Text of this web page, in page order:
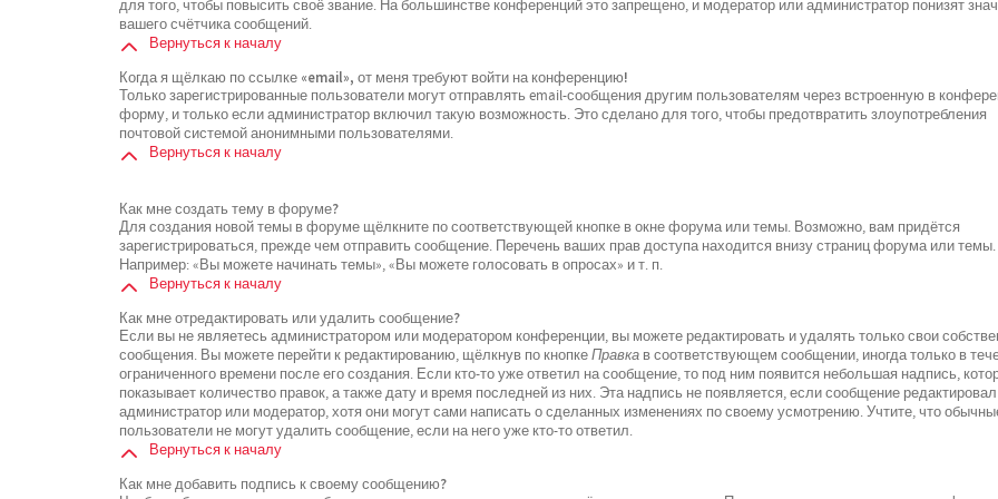
для того, чтобы повысить своё звание. На большинстве конференций это запрещено, и модератор или администратор понизят
вашего счётчика сообщений.
Вернуться к началу
Когда я щёлкаю по ссылке «email», от меня требуют войти на конференцию!
Только зарегистрированные пользователи могут отправлять email-сообщения другим пользователям через встроенную в
форму, и только если администратор включил такую возможность. Это сделано для того, чтобы предотвратить злоупотребления
почтовой системой анонимными пользователями.
Вернуться к началу
Как мне создать тему в форуме?
Для создания новой темы в форуме щёлкните по соответствующей кнопке в окне форума или темы. Возможно, вам придётся
зарегистрироваться, прежде чем отправить сообщение. Перечень ваших прав доступа находится внизу страниц форума или темы.
Например: «Вы можете начинать темы», «Вы можете голосовать в опросах» и т. п.
Вернуться к началу
Как мне отредактировать или удалить сообщение?
Если вы не являетесь администратором или модератором конференции, вы можете редактировать и удалять только свои
сообщения. Вы можете перейти к редактированию, щёлкнув по кнопкеПравка в соответствующем сообщении, иногда только в
ограниченного времени после его создания. Если кто-то уже ответил на сообщение, то под ним появится небольшая надпись,
показывает количество правок, а также дату и время последней из них. Эта надпись не появляется, если сообщение редактировал
администратор или модератор, хотя они могут сами написать о сделанных изменениях по своему усмотрению. Учтите, что
пользователи не могут удалить сообщение, если на него уже кто-то ответил.
Вернуться к началу
Как мне добавить подпись к своему сообщению?